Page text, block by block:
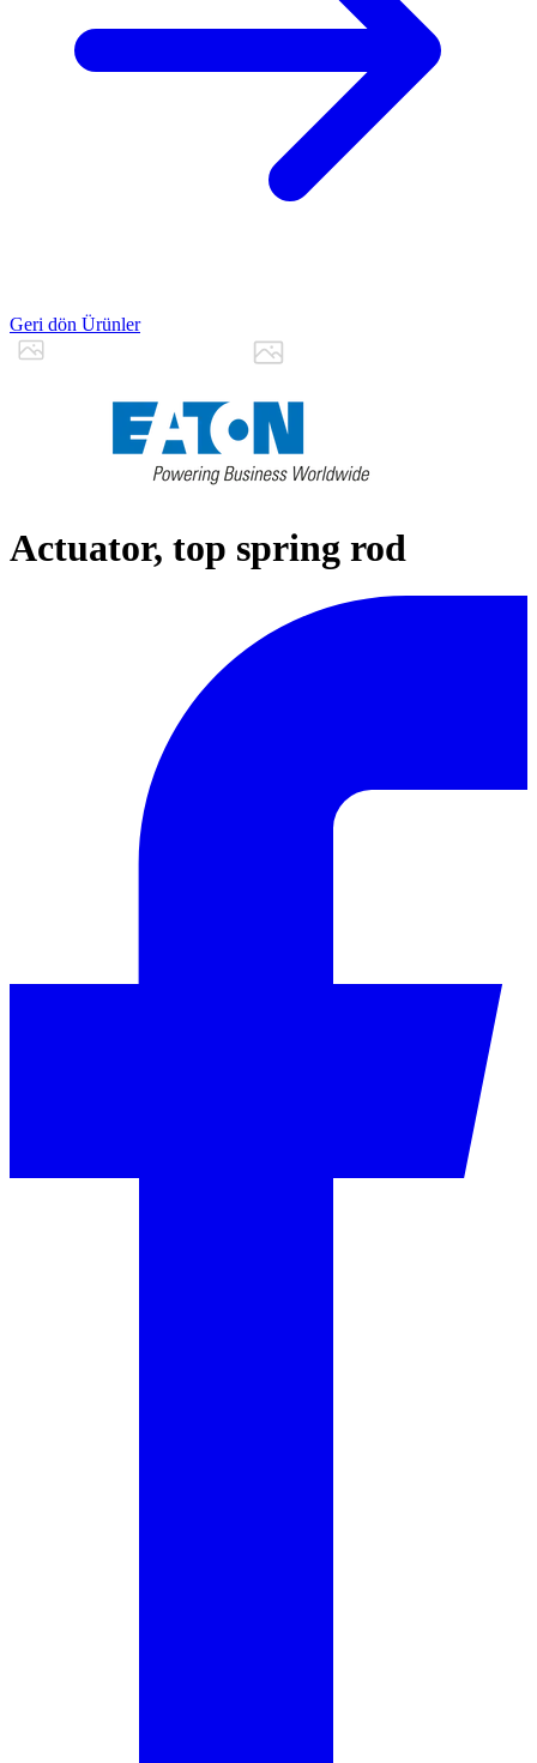
Geri dön Ürünler
Actuator, top spring rod